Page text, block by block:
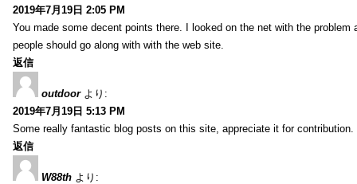
2019年7月19日 2:05 PM
You made some decent points there. I looked on the net with the problem
people should go along with with the web site.
返信
outdoor より:
2019年7月19日 5:13 PM
Some really fantastic blog posts on this site, appreciate it for contribution.
返信
W88th より: